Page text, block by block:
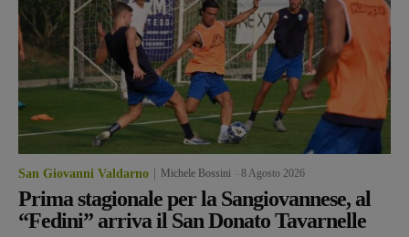
San Giovanni Valdarno Michele Bossini 8 Agosto 2026
Prima stagionale per la Sangiovannese, al
“Fedini” arriva il San Donato Tavarnelle